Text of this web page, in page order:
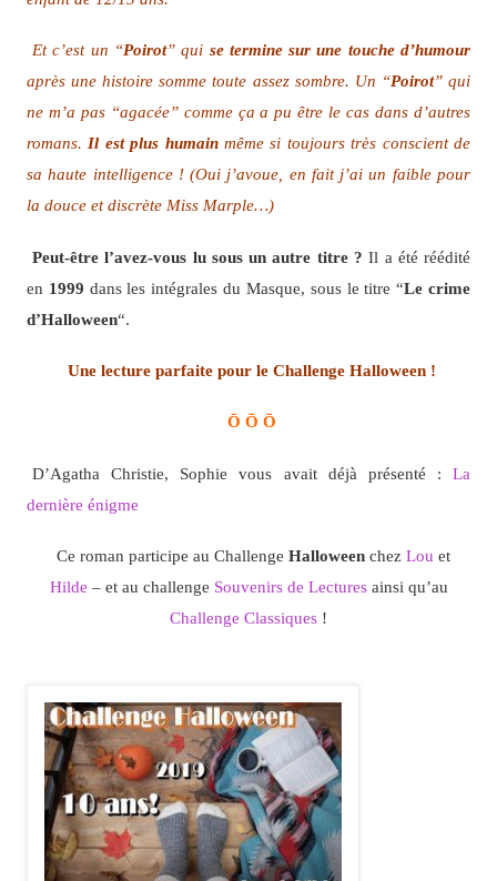
Et c’est un “Poirot” qui se termine sur une touche d’humour
après une histoire somme toute assez sombre. Un “Poirot” qui
ne m’a pas “agacée” comme ça a pu être le cas dans d’autres
romans. Il est plus humainmême si toujours très conscient de
sa haute intelligence ! (Oui j’avoue, en fait j’ai un faible pour
la douce et discrète Miss Marple…)
Peut-être l’avez-vous lu sous un autre titre ? Il a été réédité
en 1999 dans les intégrales du Masque, sous le titre “Le crime
d’Halloween“.
Une lecture parfaite pour le Challenge Halloween !
Ō Ō Ō
D’Agatha Christie, Sophie vous avait déjà présenté :La
dernière énigme
Ce roman participe au Challenge Halloween chez Lou et
Hilde – et au challenge Souvenirs de Lecturesainsi qu’au
Challenge Classiques !